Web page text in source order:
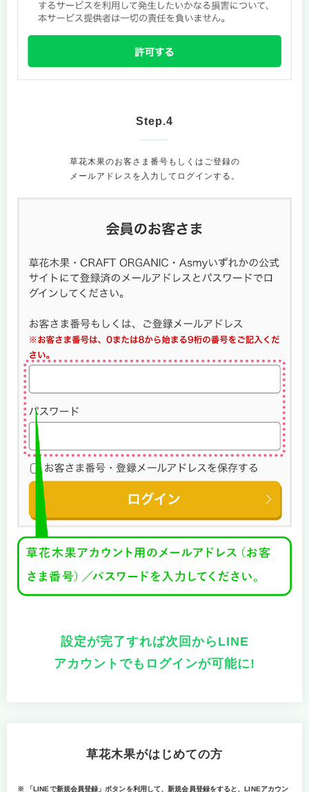
Step.4
草花木果のお客さま番号もしくはご登録の
メールアドレスを入力してログインする。
設定が完了すれば次回からLINE
アカウントでもログインが可能に!
草花木果がはじめての方
※
「LINEで新規会員登録」ボタンを利用して、新規会員登録をすると、LINEアカウン